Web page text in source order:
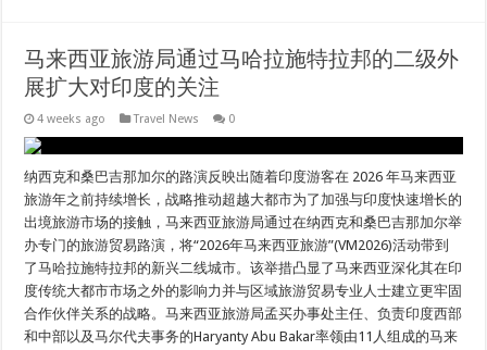
马来西亚旅游局通过马哈拉施特拉邦的二级外
展扩大对印度的关注
4 weeks ago Travel News 0
纳西克和桑巴吉那加尔的路演反映出随着印度游客在 2026 年马来西亚
旅游年之前持续增长，战略推动超越大都市为了加强与印度快速增长的
出境旅游市场的接触，马来西亚旅游局通过在纳西克和桑巴吉那加尔举
办专门的旅游贸易路演，将“2026年马来西亚旅游”(VM2026)活动带到
了马哈拉施特拉邦的新兴二线城市。该举措凸显了马来西亚深化其在印
度传统大都市市场之外的影响力并与区域旅游贸易专业人士建立更牢固
合作伙伴关系的战略。马来西亚旅游局孟买办事处主任、负责印度西部
和中部以及马尔代夫事务的Haryanty Abu Bakar率领由11人组成的马来